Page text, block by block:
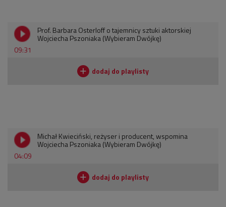
09:31
Prof. Barbara Osterloff o tajemnicy sztuki aktorskiej
Wojciecha Pszoniaka (Wybieram Dwójkę)
04:09
Michał Kwieciński, reżyser i producent, wspomina
Wojciecha Pszoniaka (Wybieram Dwójkę)